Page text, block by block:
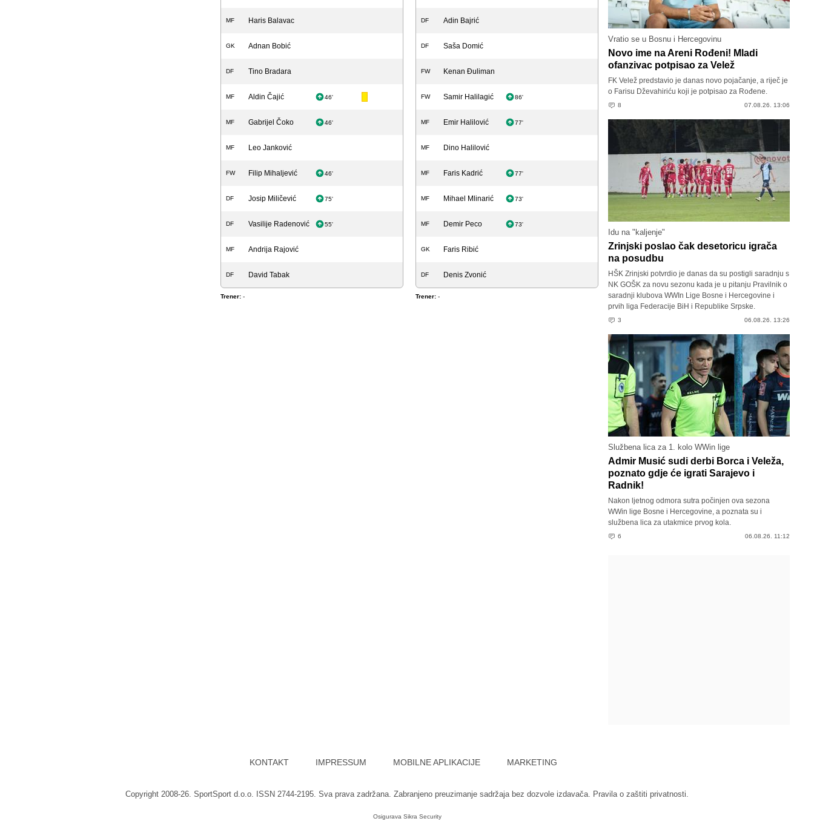
MF Haris Balavac
GK Adnan Bobić
DF Tino Bradara
MF Aldin Čajić 46'
MF Gabrijel Čoko 46'
MF Leo Janković
FW Filip Mihaljević 46'
DF Josip Miličević 75'
DF Vasilije Radenović 55'
MF Andrija Rajović
DF David Tabak
Trener: -
DF Adin Bajrić
DF Saša Domić
FW Kenan Đuliman
FW Samir Halilagić 86'
MF Emir Halilović 77'
MF Dino Halilović
MF Faris Kadrić 77'
MF Mihael Mlinarić 73'
MF Demir Peco 73'
GK Faris Ribić
DF Denis Zvonić
Trener: -
Vratio se u Bosnu i Hercegovinu
Novo ime na Areni Rođeni! Mladi
ofanzivac potpisao za Velež
FK Velež predstavio je danas novo pojačanje, a riječ je
o Farisu Dževahiriću koji je potpisao za Rođene.
8 07.08.26. 13:06
Idu na "kaljenje"
Zrinjski poslao čak desetoricu igrača
na posudbu
HŠK Zrinjski potvrdio je danas da su postigli saradnju s
NK GOŠK za novu sezonu kada je u pitanju Pravilnik o
saradnji klubova WWIn Lige Bosne i Hercegovine i
prvih liga Federacije BiH i Republike Srpske.
3 06.08.26. 13:26
Službena lica za 1. kolo WWin lige
Admir Musić sudi derbi Borca i Veleža,
poznato gdje će igrati Sarajevo i
Radnik!
Nakon ljetnog odmora sutra počinjen ova sezona
WWin lige Bosne i Hercegovine, a poznata su i
službena lica za utakmice prvog kola.
6 06.08.26. 11:12
KONTAKT IMPRESSUM MOBILNE APLIKACIJE MARKETING
Copyright 2008-26. SportSport d.o.o. ISSN 2744-2195. Sva prava zadržana. Zabranjeno preuzimanje sadržaja bez dozvole izdavača. Pravila o zaštiti privatnosti.
Osigurava Sikra Security